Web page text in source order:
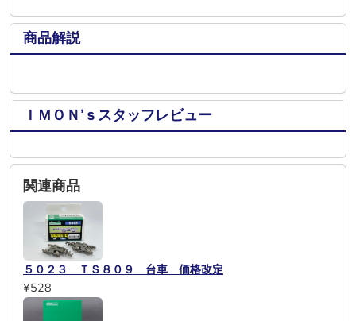
商品解説
ＩＭＯＮ’ｓスタッフレビュー
関連商品
５０２３ ＴＳ８０９ 台車 価格改定
¥528